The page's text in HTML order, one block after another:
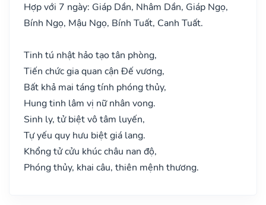
Hợp với 7 ngày: Giáp Dần, Nhâm Dần, Giáp Ngọ,
Bính Ngọ, Mậu Ngọ, Bính Tuất, Canh Tuất.
Tinh tú nhật hảo tạo tân phòng,
Tiến chức gia quan cận Đế vương,
Bất khả mai táng tính phóng thủy,
Hung tinh lâm vị nữ nhân vong.
Sinh ly, tử biệt vô tâm luyến,
Tự yếu quy hưu biệt giá lang.
Khổng tử cửu khúc châu nan độ,
Phóng thủy, khai câu, thiên mệnh thương.